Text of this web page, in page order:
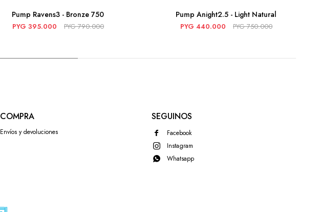
Pump Ravens3 - Bronze 750
PYG 395.000 PYG 790.000
Pump Anight2.5 - Light Natural
PYG 440.000 PYG 750.000
COMPRA
Envíos y devoluciones
SEGUINOS
Facebook
Instagram
Whatsapp